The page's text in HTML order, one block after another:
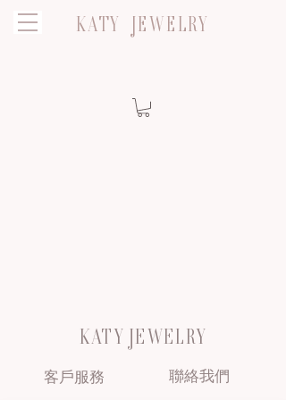
KATY JEWELRY
KATY JEWELRY
客戶服務 聯絡我們